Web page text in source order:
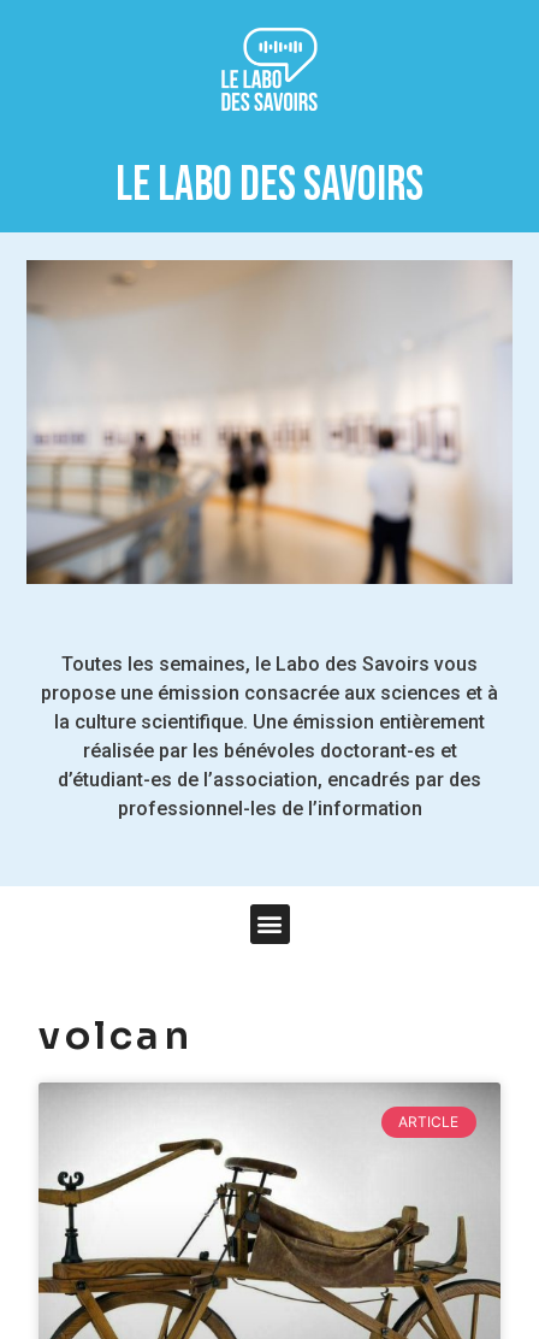
LE LABO DES SAVOIRS
Toutes les semaines, le Labo des Savoirs vous
propose une émission consacrée aux sciences et à
la culture scientifique. Une émission entièrement
réalisée par les bénévoles doctorant-es et
d’étudiant-es de l’association, encadrés par des
professionnel-les de l’information
volcan
ARTICLE